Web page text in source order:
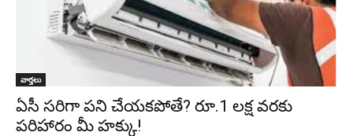
వార్తలు
ఏసీ సరిగా పని చేయకపోతే? రూ.1 లక్ష వరకు
పరిహారం మీ హక్కు!